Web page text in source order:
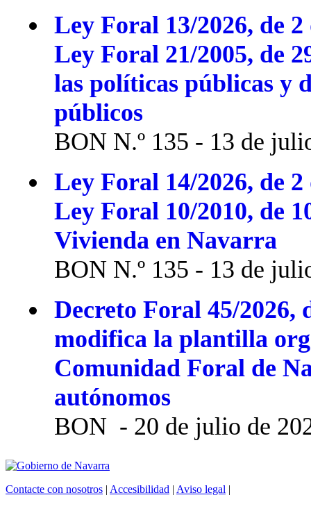
Ley Foral 13/2026, de
Ley Foral 21/2005, de
las políticas públicas y
públicos
BON N.º 135 - 13 de
Ley Foral 14/2026, de
Ley Foral 10/2010, de
Vivienda en Navarra
BON N.º 135 - 13 de
Decreto Foral 45/2026,
modifica la plantilla
Comunidad Foral de
autónomos
BON - 20 de julio de
Contacte con nosotros | Accesibilidad | Aviso legal |